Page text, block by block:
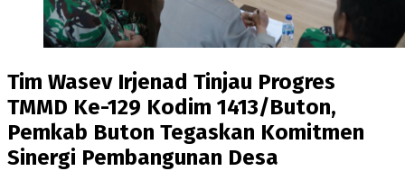
Tim Wasev Irjenad Tinjau Progres
TMMD Ke-129 Kodim 1413/Buton,
Pemkab Buton Tegaskan Komitmen
Sinergi Pembangunan Desa